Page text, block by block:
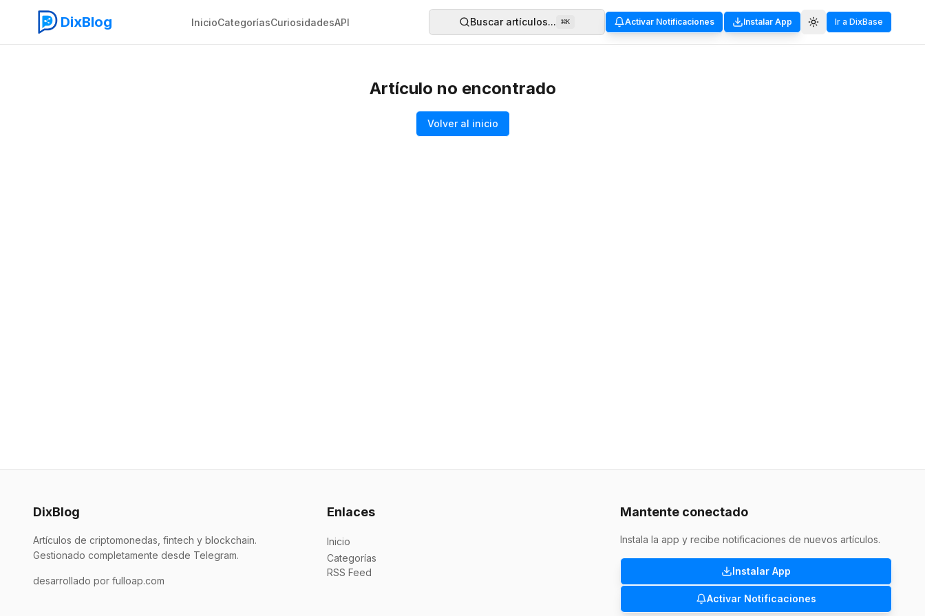
DixBlog InicioCategoríasCuriosidadesAPI Buscar artículos... ⌘K Activar Notificaciones Instalar App Ir a DixBase
Artículo no encontrado
Volver al inicio
DixBlog
Artículos de criptomonedas, fintech y blockchain.
Gestionado completamente desde Telegram.
desarrollado por fulloap.com
Enlaces
Inicio
Categorías
RSS Feed
Mantente conectado
Instala la app y recibe notificaciones de nuevos artículos.
Instalar App
Activar Notificaciones